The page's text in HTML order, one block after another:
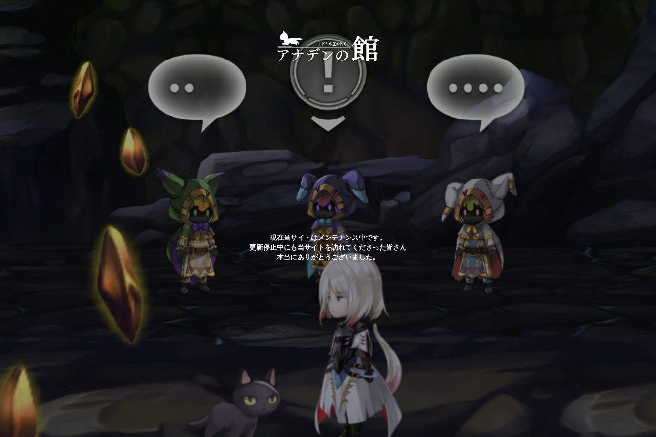
現在当サイトはメンテナンス中です。
更新停止中にも当サイトを訪れてくださった皆さん
本当にありがとうございました。